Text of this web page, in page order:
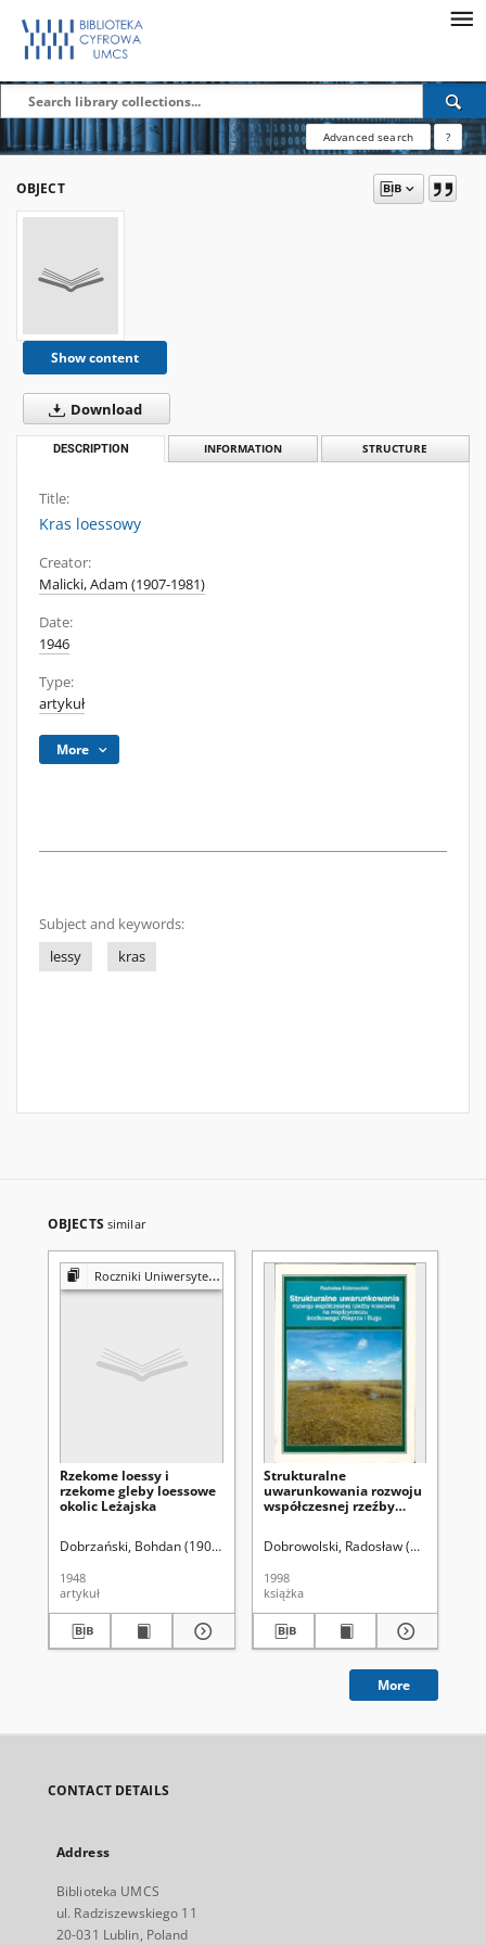
Advanced search ?
OBJECT
Show content
Download
DESCRIPTION INFORMATION STRUCTURE
Title:
Kras loessowy
Creator:
Malicki, Adam (1907-1981)
Date:
1946
Type:
artykuł
More
Subject and keywords:
lessy
kras
OBJECTS similar
Roczniki Uniwersytetu Marii Curie-Skłodowskiej w Lublinie. Dział B, Geografia, Geologia, Mineralogia i Petrografia
Rzekome loessy i
rzekome gleby loessowe
okolic Leżajska
Dobrzański, Bohdan (1909-1987) Malicki, Adam (1907-1981)
1948
artykuł
Strukturalne
uwarunkowania rozwoju
współczesnej rzeźby
środkowego Wieprza i
Dobrowolski, Radosław (1964-)
1998
książka
More
CONTACT DETAILS
Address
Biblioteka UMCS
ul. Radziszewskiego 11
20-031 Lublin, Poland